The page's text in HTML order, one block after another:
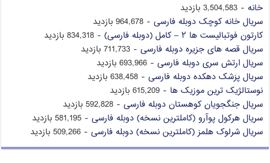
خانه - 3,504,583 بازدید
سریال خانه کوچک دوبله فارسی - 964,678 بازدید
کارتون فوتبالیست ها ۲ – کامل (دوبله فارسی)
- 834,318 بازدید
سریال قصه های جزیره دوبله فارسی - 711,733 بازدید
سریال ارتش سری دوبله فارسی - 693,966 بازدید
سریال پزشک دهکده دوبله فارسی - 638,458 بازدید
نوستالژیک ترین موزیک ها - 615,209 بازدید
سریال جنگجویان کوهستان دوبله فارسی - 592,828 بازدید
سریال هرکول پوآرو (کاملترین نسخه) دوبله فارسی - 581,195 بازدید
سریال شرلوک هلمز (کاملترین نسخه) دوبله فارسی - 509,266 بازدید